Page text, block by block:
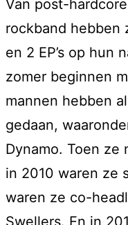
Van post-
rockband hebben
en 2 EP’s op hun
zomer beginnen
mannen hebben
gedaan,
Dynamo. Toen ze
in 2010 waren ze
waren ze co-